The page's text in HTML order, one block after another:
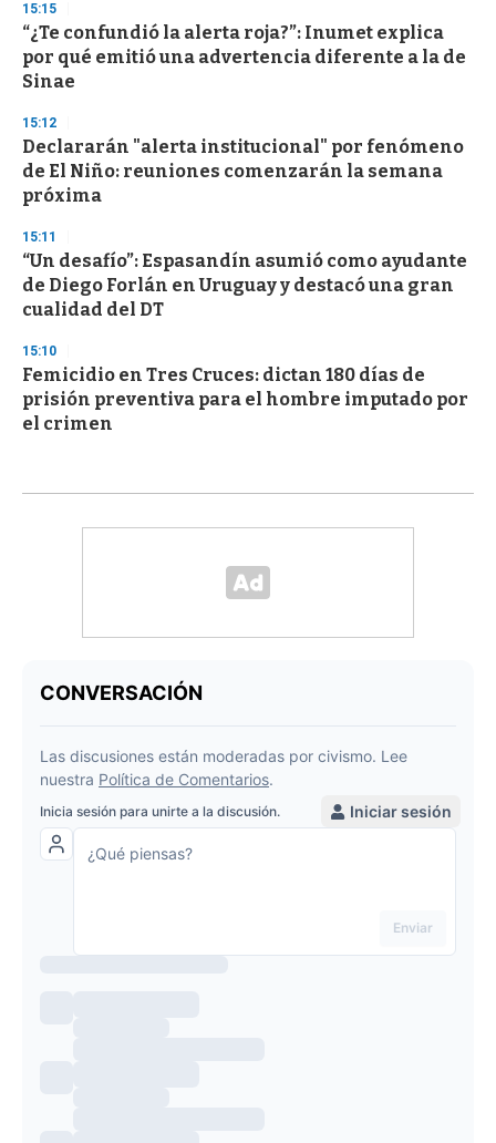
15:15
“¿Te confundió la alerta roja?”: Inumet explica
por qué emitió una advertencia diferente a la de
Sinae
15:12
Declararán "alerta institucional" por fenómeno
de El Niño: reuniones comenzarán la semana
próxima
15:11
“Un desafío”: Espasandín asumió como ayudante
de Diego Forlán en Uruguay y destacó una gran
cualidad del DT
15:10
Femicidio en Tres Cruces: dictan 180 días de
prisión preventiva para el hombre imputado por
el crimen